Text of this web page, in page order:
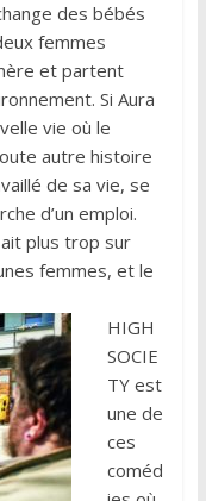
des bébés
femmes
et partent
Si Aura
vie où le
autre histoire
de sa vie, se
d’un emploi.
plus trop sur
femmes, et le
HIGH
SOCIE
TY est
une de
ces
coméd